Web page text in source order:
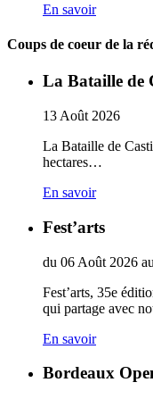
En savoir
Coups de coeur de la
La Bataille de
13 Août 2026
La Bataille de
hectares…
En savoir
Fest’arts
du 06 Août 2026 au
Fest’arts, 35e
qui partage avec
En savoir
Bordeaux